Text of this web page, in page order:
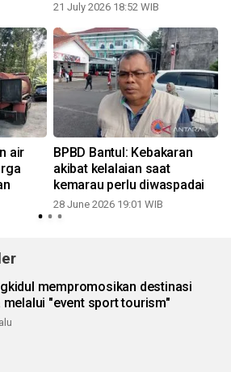
21 July 2026 18:52 WIB
air
BPBD Bantul: Kebakaran
akibat kelalaian saat
kemarau perlu diwaspadai
28 June 2026 19:01 WIB
mempromosikan destinasi
melalui "event sport tourism"